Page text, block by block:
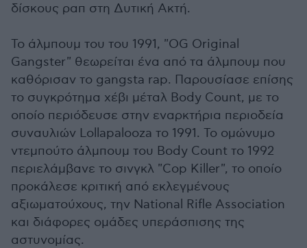
δίσκους ραπ στη Δυτική Ακτή.
Το άλμπουμ του του 1991, "OG Original
Gangster" θεωρείται ένα από τα άλμπουμ που
καθόρισαν το gangsta rap. Παρουσίασε επίσης
το συγκρότημα χέβι μέταλ Body Count, με το
οποίο περιόδευσε στην εναρκτήρια περιοδεία
συναυλιών Lollapalooza το 1991. Το ομώνυμο
ντεμπούτο άλμπουμ του Body Count το 1992
περιελάμβανε το σινγκλ "Cop Killer", το οποίο
προκάλεσε κριτική από εκλεγμένους
αξιωματούχους, την National Rifle Association
και διάφορες ομάδες υπεράσπισης της
αστυνομίας.